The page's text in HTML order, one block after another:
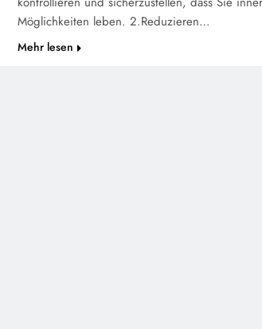
Möglichkeiten leben. 2.Reduzieren…
Mehr lesen